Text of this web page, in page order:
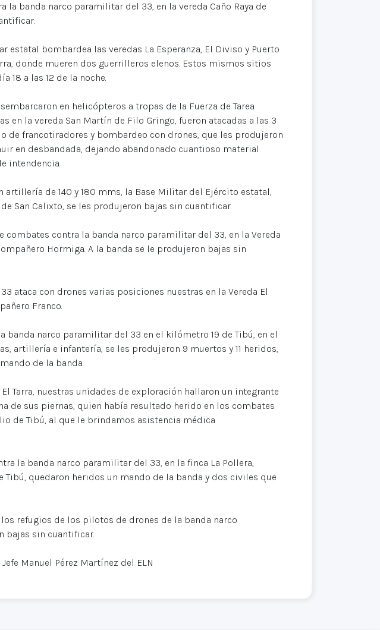
la banda narco paramilitar del 33, en la vereda Caño Raya de
estatal bombardea las veredas La Esperanza, El Diviso y Puerto
donde mueren dos guerrilleros elenos. Estos mismos sitios
18 a las 12 de la noche.
en helicópteros a tropas de la Fuerza de Tarea
en la vereda San Martín de Filo Gringo, fueron atacadas a las 3
de francotiradores y bombardeo con drones, que les produjeron
en desbandada, dejando abandonado cuantioso material
intendencia.
artillería de 140 y 180 mms, la Base Militar del Ejército estatal,
San Calixto, se les produjeron bajas sin cuantificar.
combates contra la banda narco paramilitar del 33, en la Vereda
Hormiga. A la banda se le produjeron bajas sin
ataca con drones varias posiciones nuestras en la Vereda El
Franco.
banda narco paramilitar del 33 en el kilómetro 19 de Tibú, en el
artillería e infantería, se les produjeron 9 muertos y 11 heridos,
de la banda.
Tarra, nuestras unidades de exploración hallaron un integrante
de sus piernas, quien había resultado herido en los combates
de Tibú, al que le brindamos asistencia médica
la banda narco paramilitar del 33, en la finca La Pollera,
Tibú, quedaron heridos un mando de la banda y dos civiles que
refugios de los pilotos de drones de la banda narco
bajas sin cuantificar.
Manuel Pérez Martínez del ELN